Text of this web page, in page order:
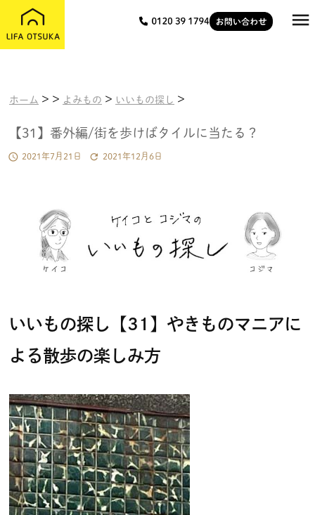

ホーム > > よみもの > いいもの探し >
【31】番外編/街を歩けばタイルに当たる？
 2021年7月21日  2021年12月6日
いいもの探し【31】やきものマニアに
よる散歩の楽しみ方